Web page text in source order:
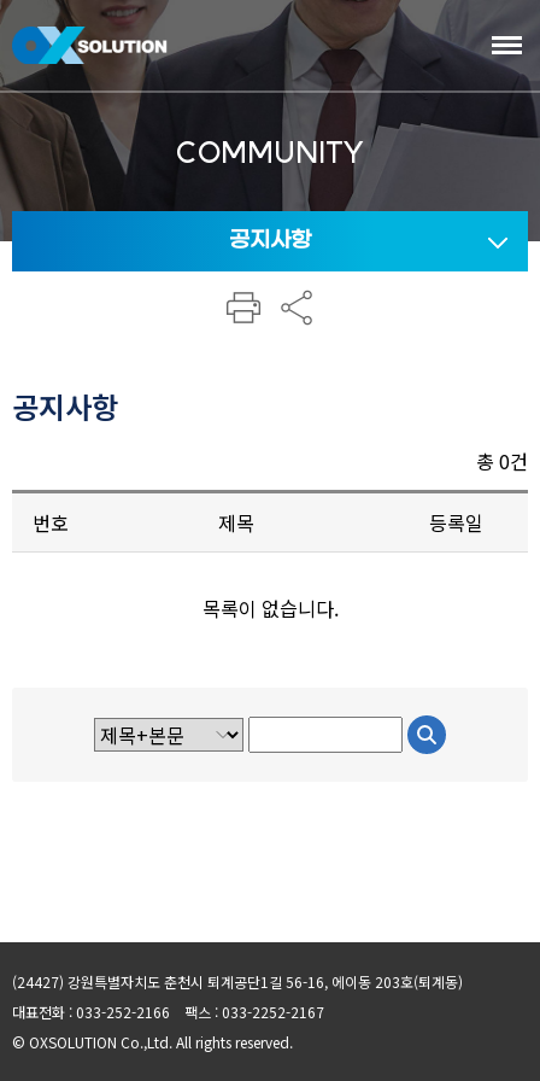
본
문
바
가
기
COMMUNITY
공지사항
인쇄 공유
공지사항
총 0건
번호 제목 등록일
목록이 없습니다.
검색
(24427) 강원특별자치도 춘천시 퇴계공단1길 56-16, 에이동 203호(퇴계동)
대표전화 : 033-252-2166
팩스 : 033-2252-2167
© OXSOLUTION Co.,Ltd. All rights reserved.